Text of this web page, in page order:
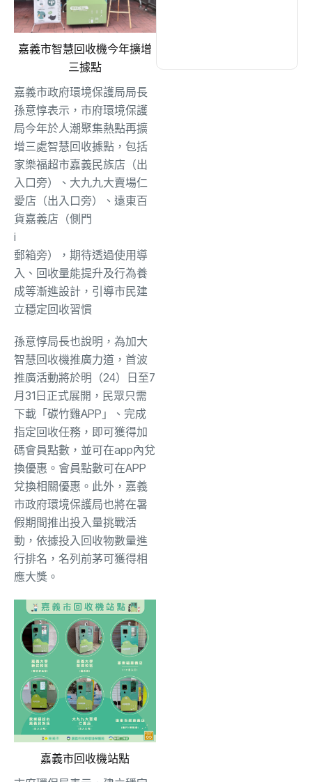
嘉義市智慧回收機今年擴增
三據點
嘉義市政府環境保護局局長
孫意惇表示，市府環境保護
局今年於人潮聚集熱點再擴
增三處智慧回收據點，包括
家樂福超市嘉義民族店（出
入口旁）、大九九大賣場仁
愛店（出入口旁）、遠東百
貨嘉義店（側門
i
郵箱旁），期待透過使用導
入、回收量能提升及行為養
成等漸進設計，引導市民建
立穩定回收習慣
孫意惇局長也說明，為加大
智慧回收機推廣力道，首波
推廣活動將於明（24）日至7
月31日正式展開，民眾只需
下載「碳竹雞APP」、完成
指定回收任務，即可獲得加
碼會員點數，並可在app內兌
換優惠。會員點數可在APP
兌換相關優惠。此外，嘉義
市政府環境保護局也將在暑
假期間推出投入量挑戰活
動，依據投入回收物數量進
行排名，名列前茅可獲得相
應大獎。
嘉義市回收機站點